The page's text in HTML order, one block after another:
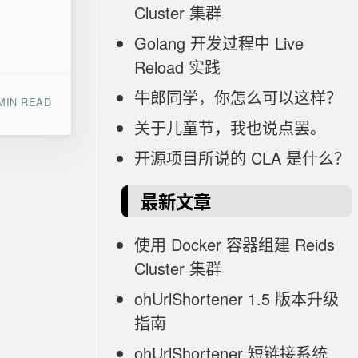
READ
Cluster 集群
Golang 开发过程中 Live
Reload 实践
牛郎同学，你怎么可以这样？
关于儿童节，我也说点罢。
开源项目所说的 CLA 是什么？
最新文章
使用 Docker 容器组建 Reids
Cluster 集群
ohUrlShortener 1.5 版本升级
指南
ohUrlShortener 短链接系统